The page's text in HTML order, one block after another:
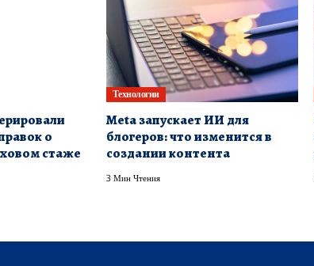
о
стаже
Технологии
Meta запускает ИИ для
блогеров: что изменится в
создании контента
3 Мин Чтения